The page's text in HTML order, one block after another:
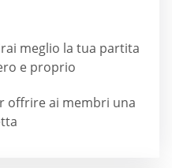
meglio la tua partita
e proprio
offrire ai membri una